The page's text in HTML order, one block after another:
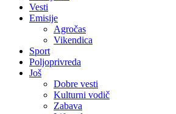
Vesti
Emisije
Agročas
Vikendica
Sport
Poljoprivreda
Još
Dobre vesti
Kulturni vodič
Zabava